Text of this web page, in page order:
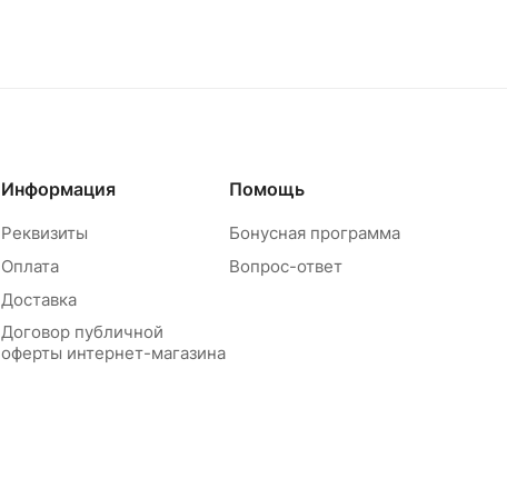
Информация
Реквизиты
Оплата
Доставка
Договор публичной
оферты интернет-магазина
Помощь
Бонусная программа
Вопрос-ответ